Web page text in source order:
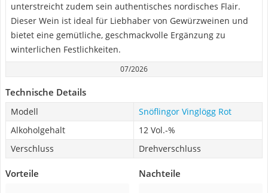
unterstreicht zudem sein authentisches nordisches Flair.
Dieser Wein ist ideal für Liebhaber von Gewürzweinen und
bietet eine gemütliche, geschmackvolle Ergänzung zu
winterlichen Festlichkeiten.
07/2026
Technische Details
Modell
Snöflingor Vinglögg Rot
Alkoholgehalt
12 Vol.-%
Verschluss
Drehverschluss
Vorteile Nachteile